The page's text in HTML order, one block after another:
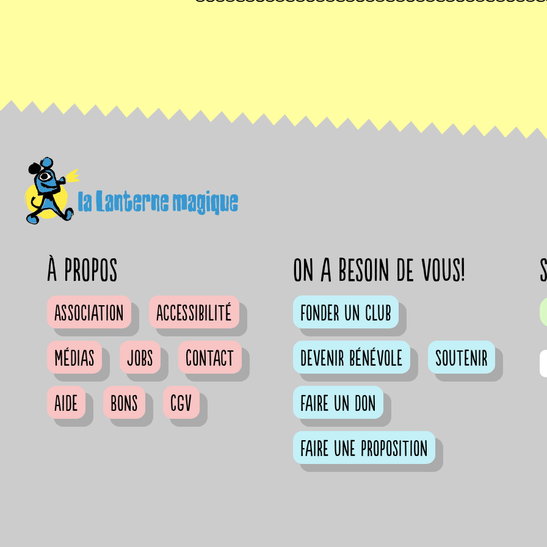
à propos
Association
Accessibilité
Médias
Jobs
Contact
Aide
Bons CGV
on a besoin de vous!
Fonder un club
Devenir bénévole
Soutenir
Faire un don
Faire une proposition